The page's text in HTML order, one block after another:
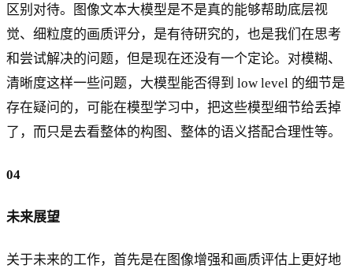
区别对待。图像文本大模型是不是真的能够帮助底层视
觉、细粒度的画质评分，是有待研究的，也是我们在思考
和尝试解决的问题，但是现在还没有一个定论。对模糊、
清晰度这样一些问题，大模型能否得到 low level 的细节是
存在疑问的，可能在模型学习中，把这些模型细节给丢掉
了，而只是去看整体的构图、整体的语义搭配合理性等。
04
未来展望
关于未来的工作，首先是在图像增强和画质评估上更好地